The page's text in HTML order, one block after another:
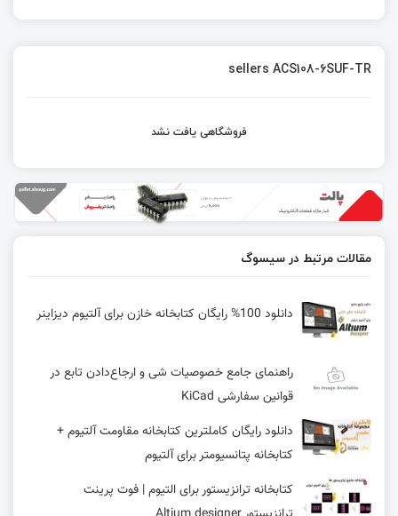
sellers ACS108-6SUF-TR
فروشگاهی یافت نشد
مقالات مرتبط در سیسوگ
دانلود 100% رایگان کتابخانه خازن برای آلتیوم دیزاینر
راهنمای جامع خصوصیات شی و ارجاع‌دادن تابع در
قوانین سفارشی KiCad
دانلود رایگان کاملترین کتابخانه مقاومت آلتیوم +
کتابخانه پتانسیومتر برای آلتیوم
کتابخانه ترانزیستور برای التیوم | فوت پرینت